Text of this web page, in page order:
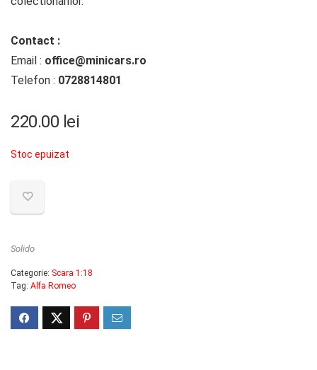
Contact :
Email : office@minicars.ro
Telefon : 0728814801
220.00 lei
Stoc epuizat
Solido
Categorie: Scara 1:18
Tag: Alfa Romeo